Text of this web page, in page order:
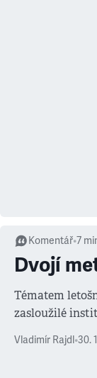
Komentář•7
Dvojí
Tématem
zasloužilé
vyrovnání se
Vladimír Rajdl •30.